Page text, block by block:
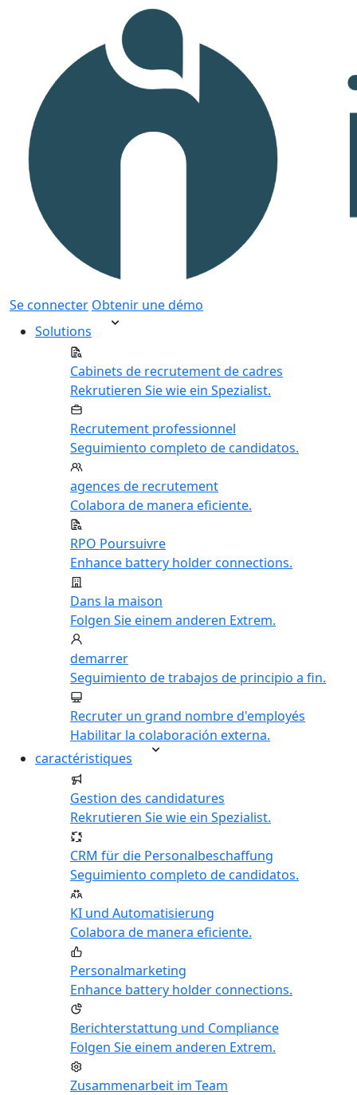
Se connecter Obtenir une démo
Solutions
Cabinets de recrutement de cadres
Rekrutieren Sie wie ein Spezialist.
Recrutement professionnel
Seguimiento completo de candidatos.
agences de recrutement
Colabora de manera eficiente.
RPO Poursuivre
Enhance battery holder connections.
Dans la maison
Folgen Sie einem anderen Extrem.
demarrer
Seguimiento de trabajos de principio a fin.
Recruter un grand nombre d'employés
Habilitar la colaboración externa.
caractéristiques
Gestion des candidatures
Rekrutieren Sie wie ein Spezialist.
CRM für die Personalbeschaffung
Seguimiento completo de candidatos.
KI und Automatisierung
Colabora de manera eficiente.
Personalmarketing
Enhance battery holder connections.
Berichterstattung und Compliance
Folgen Sie einem anderen Extrem.
Zusammenarbeit im Team